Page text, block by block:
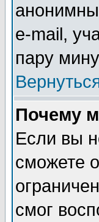
e-mail,
пару
Почему
Если вы
сможете
смог